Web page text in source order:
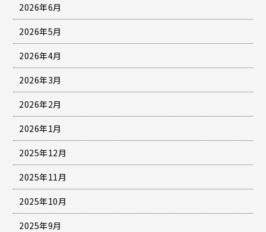
2026年6月
2026年5月
2026年4月
2026年3月
2026年2月
2026年1月
2025年12月
2025年11月
2025年10月
2025年9月